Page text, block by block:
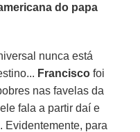
do papa
nunca está
Francisco foi
nas favelas da
fala a partir daí e
Evidentemente, para